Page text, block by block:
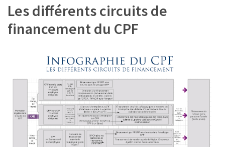
réellement
changer
formations
Les différents circuits de
financement du CPF